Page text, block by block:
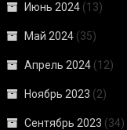
Июнь 2024 (13)
Май 2024 (35)
Апрель 2024 (12)
Ноябрь 2023 (2)
Сентябрь 2023 (34)